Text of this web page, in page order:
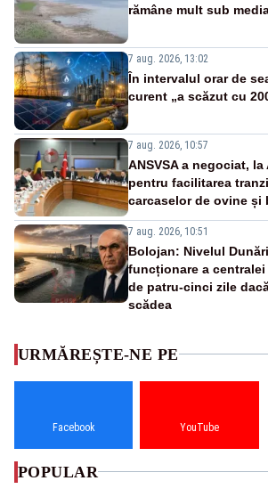
rămâne mult sub
7 aug. 2026, 13:02
În intervalul orar de
curent „a scăzut cu
7 aug. 2026, 10:57
ANSVSA a negociat,
pentru facilitarea
carcaselor de ovine și
7 aug. 2026, 10:51
Bolojan: Nivelul
funcționare a centralei
de patru-cinci zile
scădea
URMĂREȘTE-NE PE
Facebook YouTube
POPULAR